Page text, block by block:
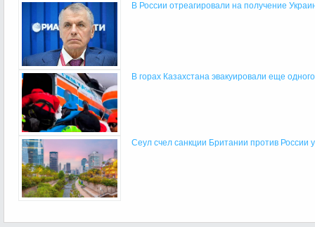
В России отреагировали на получение
В горах Казахстана эвакуировали еще
Сеул счел санкции Британии против России